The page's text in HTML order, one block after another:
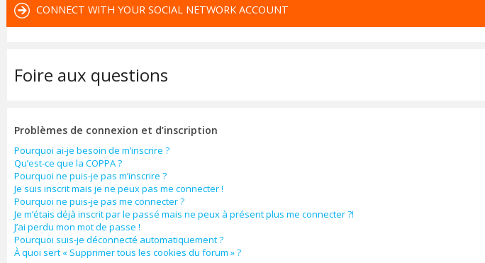
CONNECT WITH YOUR SOCIAL NETWORK ACCOUNT
Foire aux questions
Problèmes de connexion et d’inscription
Pourquoi ai-je besoin de m’inscrire ?
Qu’est-ce que la COPPA ?
Pourquoi ne puis-je pas m’inscrire ?
Je suis inscrit mais je ne peux pas me connecter !
Pourquoi ne puis-je pas me connecter ?
Je m’étais déjà inscrit par le passé mais ne peux à présent plus me connecter ?!
J’ai perdu mon mot de passe !
Pourquoi suis-je déconnecté automatiquement ?
À quoi sert « Supprimer tous les cookies du forum » ?